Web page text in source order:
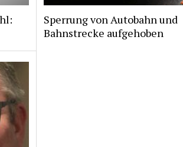
Sperrung von Autobahn und
Bahnstrecke aufgehoben